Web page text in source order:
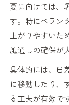
夏に向けては、
す。特にベラン
上がりやすいた
風通しの確保が
具体的には、日
に移動したり、
る工夫が有効で